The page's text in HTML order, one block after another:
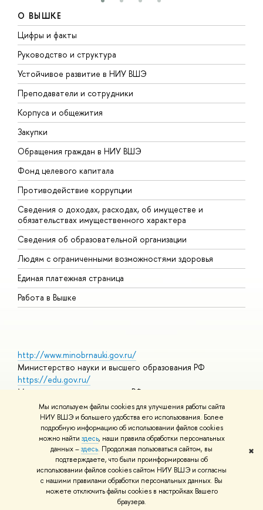
Мы используем файлы cookies для улучшения работы сайта
НИУ ВШЭ и большего удобства его использования. Более
подробную информацию об использовании файлов cookies
можно найти здесь, наши правила обработки персональных
данных –здесь. Продолжая пользоваться сайтом, вы
подтверждаете, что были проинформированы об
использовании файлов cookies сайтом НИУ ВШЭ и согласны
с нашими правилами обработки персональных данных. Вы
можете отключить файлы cookies в настройках Вашего
браузера.
✖
О ВЫШКЕ
Цифры и факты
Руководство и структура
Устойчивое развитие в НИУ ВШЭ
Преподаватели и сотрудники
Корпуса и общежития
Закупки
Обращения граждан в НИУ ВШЭ
Фонд целевого капитала
Противодействие коррупции
Сведения о доходах, расходах, об имуществе и
обязательствах имущественного характера
Сведения об образовательной организации
Людям с ограниченными возможностями здоровья
Единая платежная страница
Работа в Вышке
http://www.minobrnauki.gov.ru/
Министерство науки и высшего образования РФ
https://edu.gov.ru/
Министерство просвещения РФ
https://elearning.hse.ru/mooc
Массовые открытые онлайн-курсы
© НИУ ВШЭ 1993–2026 Адреса и контактыУсловия
использования материалов Политика конфиденциальности
Шрифты HSE Sans и HSE Slab разработаны вШколе дизайна НИУ